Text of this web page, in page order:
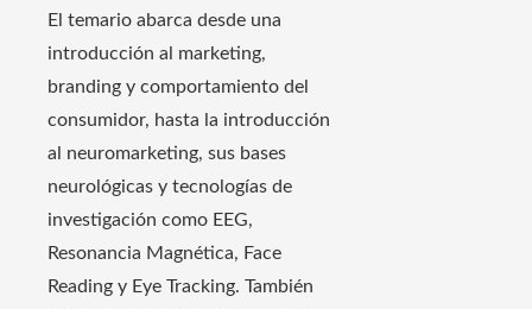
El temario abarca desde una
introducción al marketing,
branding y comportamiento del
consumidor, hasta la introducción
al neuromarketing, sus bases
neurológicas y tecnologías de
investigación como EEG,
Resonancia Magnética, Face
Reading y Eye Tracking. También